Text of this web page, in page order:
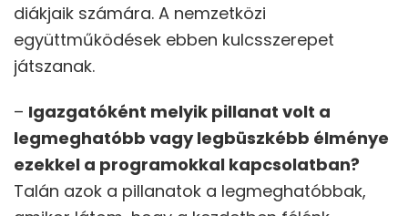
diákjaik számára. A nemzetközi
együttműködések ebben kulcsszerepet
játszanak.
– Igazgatóként melyik pillanat volt a
legmeghatóbb vagy legbüszkébb élménye
ezekkel a programokkal kapcsolatban?
Talán azok a pillanatok a legmeghatóbbak,